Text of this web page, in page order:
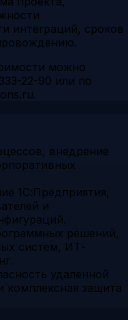
интеграций, сроков
можно
22-90 или по
внедрение
1С:Предприятия,
и
решений,
систем, ИТ-
удаленной
комплексная защита